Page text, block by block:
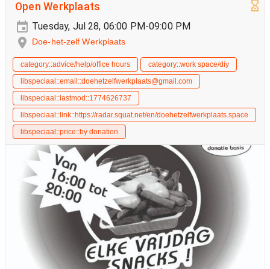
Open Werkplaats
Tuesday, Jul 28, 06:00 PM-09:00 PM
Doe-het-zelf Werkplaats
category::advice/help/office hours
category::work space/diy
libspeciaal::email::doehetzelfwerkplaats@gmail.com
libspeciaal::lastmod::1774626737
libspeciaal::link::https://radar.squat.net/en/doehetzelfwerkplaats.space
libspeciaal::price::by donation